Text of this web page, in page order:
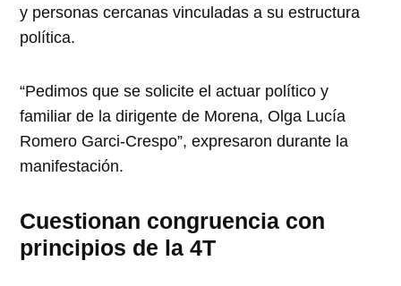
y personas cercanas vinculadas a su estructura
política.
“Pedimos que se solicite el actuar político y
familiar de la dirigente de Morena, Olga Lucía
Romero Garci-Crespo”, expresaron durante la
manifestación.
Cuestionan congruencia con
principios de la 4T